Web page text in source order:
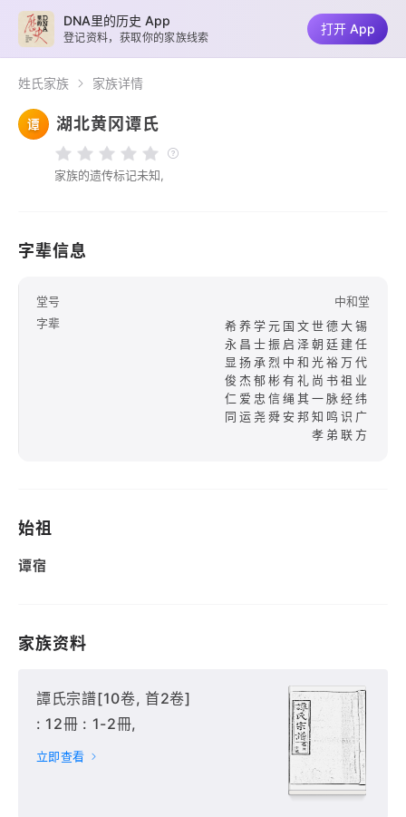
姓氏家族 家族详情
谭 湖北黄冈谭氏
家族的遗传标记未知,
字辈信息
堂号
中和堂
字辈
希养学元国文世德大锡
永昌士振启泽朝廷建任
显扬承烈中和光裕万代
俊杰郁彬有礼尚书祖业
仁爱忠信绳其一脉经纬
同运尧舜安邦知鸣识广
孝弟联方
始祖
谭宿
家族资料
譚氏宗譜[10卷, 首2卷]
: 12冊 : 1-2冊,
立即查看
DNA里的历史 App
登记资料，获取你的家族线索
打开 App